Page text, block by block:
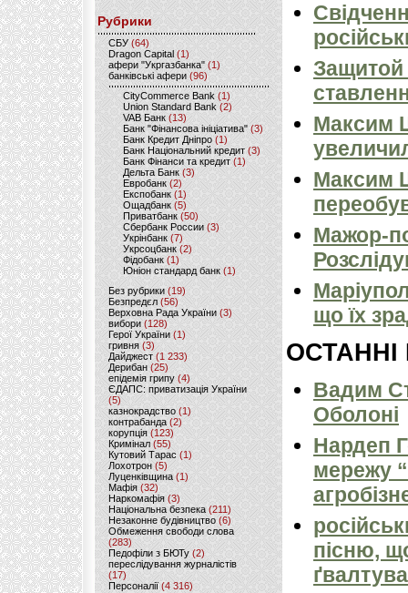
Рубрики
CБУ (64)
Dragon Capital (1)
афери "Укргазбанка" (1)
банківські афери (96)
CityCommerce Bank (1)
Union Standard Bank (2)
VAB Банк (13)
Банк "Фінансова ініціатива" (3)
Банк Кредит Дніпро (1)
Банк Національний кредит (3)
Банк Фінанси та кредит (1)
Дельта Банк (3)
Евробанк(2)
Експобанк (1)
Ощадбанк(5)
Приватбанк (50)
Сбербанк России (3)
Укрінбанк(7)
Укрсоцбанк (2)
Фідобанк (1)
Юніон стандард банк(1)
Без рубрики (19)
Безпредєл(56)
Верховна Рада України (3)
вибори(128)
Герої України(1)
гривня (3)
Дайджест (1 233)
Дерибан (25)
епідемія грипу (4)
ЄДАПС: приватизація України
(5)
казнокрадство (1)
контрабанда (2)
корупція (123)
Кримінал (55)
Кутовий Тарас (1)
Лохотрон(5)
Луценківщина (1)
Мафія (32)
Наркомафія (3)
Національна безпека (211)
Незаконне будівництво(6)
Обмеження свободи слова
(283)
Педофіли з БЮТу (2)
переслідування журналістів
(17)
Персоналії (4 316)
Защитой
Максим
Максим
Мажор-
що їх
ОСТАННІ
Вадим
Оболоні
Нардеп
мережу
пісню,